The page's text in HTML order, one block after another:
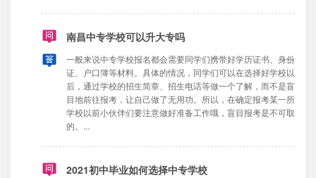
南昌中专学校可以升大专吗
一般来说中专学校报名都会需要同学们携带好学历证书、身份
证、户口簿等材料。具体的情况，同学们可以在选择好学校以
后，通过学校的招生简章、招生电话等做一个了解，而不是盲
目地前往报考，让自己做了无用功。所以，在确定报考某一所
学校以前小伙伴们要注意做好准备工作哦，盲目报考是不可取
的。...
2021初中毕业如何选择中专学校